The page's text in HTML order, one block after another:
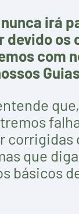
irá
devido os
com
corrigidas
que
básicos